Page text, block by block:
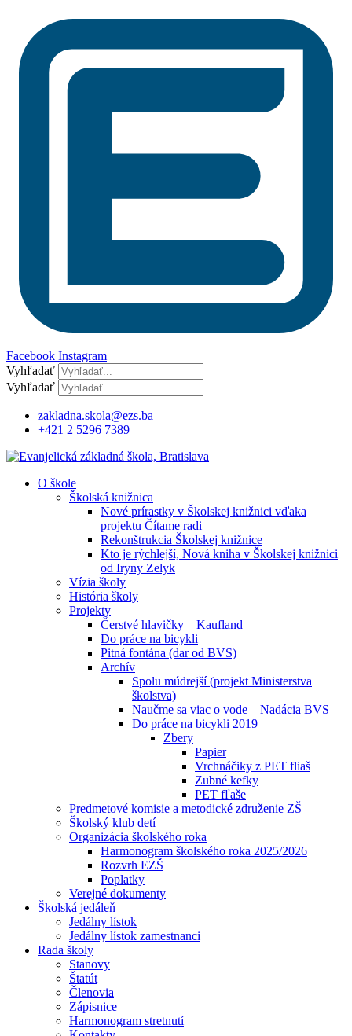
obsah
Facebook Instagram
Vyhľadať
Vyhľadať
zakladna.skola@ezs.ba
+421 2 5296 7389
O škole
Školská knižnica
Nové prírastky v Školskej knižnici vďaka
projektu Čítame radi
Rekonštrukcia Školskej knižnice
Kto je rýchlejší, Nová kniha v Školskej knižnici
od Iryny Zelyk
Vízia školy
História školy
Projekty
Čerstvé hlavičky – Kaufland
Do práce na bicykli
Pitná fontána (dar od BVS)
Archív
Spolu múdrejší (projekt Ministerstva
školstva)
Naučme sa viac o vode – Nadácia BVS
Do práce na bicykli 2019
Zbery
Papier
Vrchnáčiky z PET fliaš
Zubné kefky
PET fľaše
Predmetové komisie a metodické združenie ZŠ
Školský klub detí
Organizácia školského roka
Harmonogram školského roka 2025/2026
Rozvrh EZŠ
Poplatky
Verejné dokumenty
Školská jedáleň
Jedálny lístok
Jedálny lístok zamestnanci
Rada školy
Stanovy
Štatút
Členovia
Zápisnice
Harmonogram stretnutí